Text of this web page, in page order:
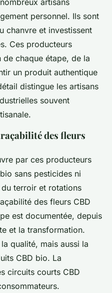
artisans
personnel. Ils sont
chanvre et investissent
Ces producteurs
chaque étape, de la
un produit authentique
distingue les artisans
souvent
des fleurs
par ces producteurs
sans pesticides ni
terroir et rotations
des fleurs CBD
est documentée, depuis
et la transformation.
qualité, mais aussi la
CBD bio. La
circuits courts CBD